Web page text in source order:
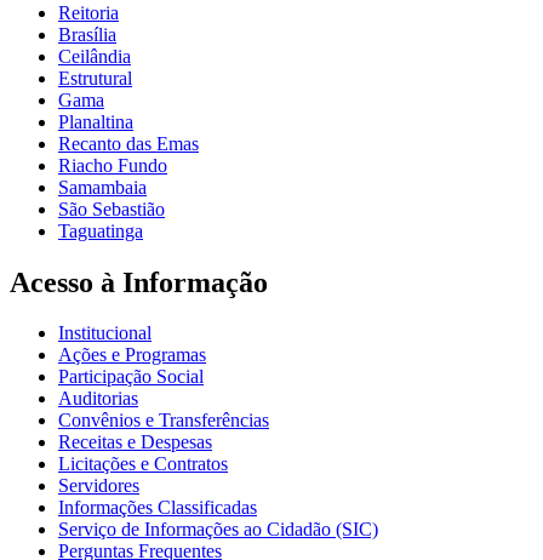
Reitoria
Brasília
Ceilândia
Estrutural
Gama
Planaltina
Recanto das Emas
Riacho Fundo
Samambaia
São Sebastião
Taguatinga
Acesso à Informação
Institucional
Ações e Programas
Participação Social
Auditorias
Convênios e Transferências
Receitas e Despesas
Licitações e Contratos
Servidores
Informações Classificadas
Serviço de Informações ao Cidadão (SIC)
Perguntas Frequentes